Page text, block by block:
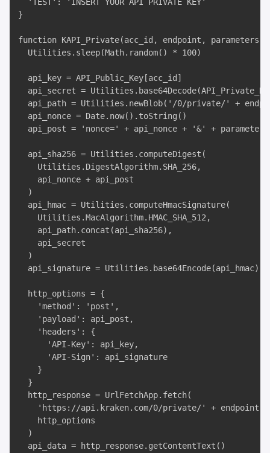
}
function KAPI_Private(acc_id, endpoint, parameters)
  Utilities.sleep(Math.random() * 100)
  api_key = API_Public_Key[acc_id]
api_secret =
api_path = Utilities.newBlob('/0/private/' +
  api_nonce = Date.now().toString()
  api_post = 'nonce=' + api_nonce + '&' + parameters
  api_sha256 = Utilities.computeDigest(
    Utilities.DigestAlgorithm.SHA_256,
    api_nonce + api_post
  )
  api_hmac = Utilities.computeHmacSignature(
    Utilities.MacAlgorithm.HMAC_SHA_512,
    api_path.concat(api_sha256),
    api_secret
  )
  api_signature = Utilities.base64Encode(api_hmac)
  http_options = {
    'method': 'post',
    'payload': api_post,
    'headers': {
      'API-Key': api_key,
      'API-Sign': api_signature
    }
  }
  http_response = UrlFetchApp.fetch(
    'https://api.kraken.com/0/private/' + endpoint,
    http_options
  )
  api_data = http_response.getContentText()